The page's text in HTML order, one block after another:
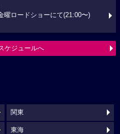
曜ロードショーにて(21:00〜)
ケジュールへ
関東
東海